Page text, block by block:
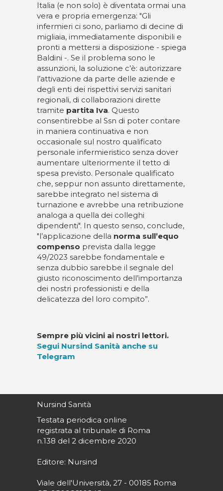
Italia (e non solo) è diventata ormai una
vera e propria emergenza: "Gli
infermieri ci sono, parliamo di decine di
migliaia, immediatamente disponibili e
pronti a mettersi a disposizione - spiega
Baldini -. Se il problema sono le
assunzioni, la soluzione c’è: autorizzare
l’attivazione da parte delle aziende e
degli enti dei rispettivi servizi sanitari
regionali, di collaborazioni dirette
tramite partita Iva. Questo
consentirebbe al Ssn di poter contare
in maniera continuativa e non
occasionale sul nostro qualificato
personale infermieristico senza dover
aumentare ulteriormente il tetto di
spesa previsto. Personale qualificato
che, seppur non assunto direttamente,
sarebbe integrato nel sistema di
turnazione e avrebbe una retribuzione
analoga a quella dei colleghi
dipendenti". In questo senso, conclude,
"l’applicazione della norma sull’equo
compenso prevista dalla legge
49/2023 sarebbe fondamentale e
senza dubbio sarebbe il segnale del
giusto riconoscimento dell’importanza
dei nostri professionisti e della
delicatezza del loro compito”.
Sempre più vicini ai nostri lettori.
Segui Nursind Sanità anche su
Telegram
Nursind Sanità
Testata periodica online
registrata al tribunale di Roma
n.138 del 2 dicembre 2020
Editore: Nursind
Viale dell'Università, 27 - 00185 Roma